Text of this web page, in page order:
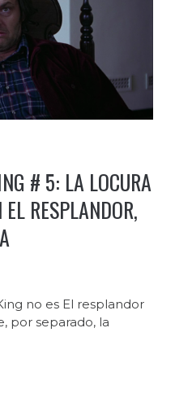
# 5: LA LOCURA
RESPLANDOR,
no es El resplandor
por separado, la